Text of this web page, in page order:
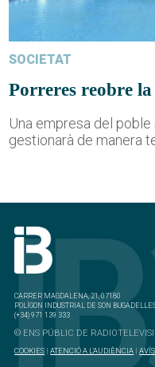
SOCIETAT
Porreres reobre
Una empresa del
gestionarà de manera
CARRER MAGDALENA, 21, 07180
POLÍGON INDUSTRIAL DE SON
(+34) 971 139 333
© ENS PÚBLIC DE
COOKIES |ATENCIÓ A L'AUDIÈNCIA |